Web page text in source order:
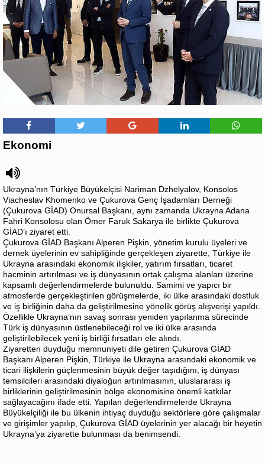
Ekonomi
Ukrayna’nın Türkiye Büyükelçisi Nariman Dzhelyalov, Konsolos
Viacheslav Khomenko ve Çukurova Genç İşadamları Derneği
(Çukurova GİAD) Onursal Başkanı, aynı zamanda Ukrayna Adana
Fahri Konsolosu olan Ömer Faruk Sakarya ile birlikte Çukurova
GİAD’ı ziyaret etti.
Çukurova GİAD Başkanı Alperen Pişkin, yönetim kurulu üyeleri ve
dernek üyelerinin ev sahipliğinde gerçekleşen ziyarette, Türkiye ile
Ukrayna arasındaki ekonomik ilişkiler, yatırım fırsatları, ticaret
hacminin artırılması ve iş dünyasının ortak çalışma alanları üzerine
kapsamlı değerlendirmelerde bulunuldu. Samimi ve yapıcı bir
atmosferde gerçekleştirilen görüşmelerde, iki ülke arasındaki dostluk
ve iş birliğinin daha da geliştirilmesine yönelik görüş alışverişi yapıldı.
Özellikle Ukrayna’nın savaş sonrası yeniden yapılanma sürecinde
Türk iş dünyasının üstlenebileceği rol ve iki ülke arasında
geliştirilebilecek yeni iş birliği fırsatları ele alındı.
Ziyaretten duyduğu memnuniyeti dile getiren Çukurova GİAD
Başkanı Alperen Pişkin, Türkiye ile Ukrayna arasındaki ekonomik ve
ticari ilişkilerin güçlenmesinin büyük değer taşıdığını, iş dünyası
temsilcileri arasındaki diyaloğun artırılmasının, uluslararası iş
birliklerinin geliştirilmesinin bölge ekonomisine önemli katkılar
sağlayacağını ifade etti. Yapılan değerlendirmelerde Ukrayna
Büyükelçiliği ile bu ülkenin ihtiyaç duyduğu sektörlere göre çalışmalar
ve girişimler yapılıp, Çukurova GİAD üyelerinin yer alacağı bir heyetin
Ukrayna’ya ziyarette bulunması da benimsendi.